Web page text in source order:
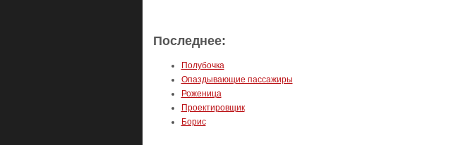
Последнее:
Полубочка
Опаздывающие пассажиры
Роженица
Проектировщик
Борис